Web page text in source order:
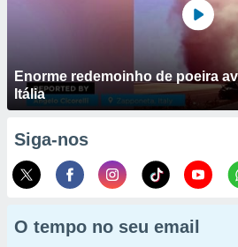
Enorme redemoinho de poeira
Itália
Siga-nos
O tempo no seu email